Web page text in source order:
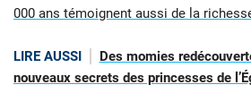
000 ans témoignent aussi de la
LIRE AUSSI
Des momies
nouveaux secrets des princesses de